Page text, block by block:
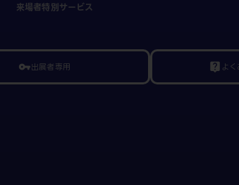
来場者特別サービス
vpn_key出展者専用 live_help よ